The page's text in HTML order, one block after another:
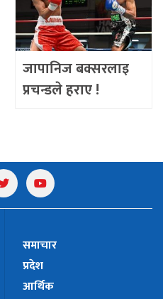
जापानिज बक्सरलाइ
प्रचन्डले हराए !
समाचार
प्रदेश
आर्थिक